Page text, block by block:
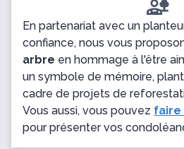
En partenariat avec un
confiance, nous vous
arbre en hommage à l'être
un symbole de mémoire,
cadre de projets de
Vous aussi, vous pouvez faire
pour présenter vos